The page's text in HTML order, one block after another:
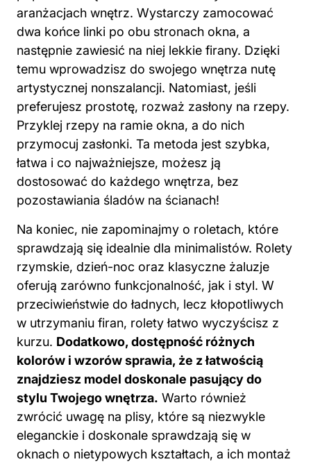
aranżacjach wnętrz. Wystarczy zamocować
dwa końce linki po obu stronach okna, a
następnie zawiesić na niej lekkie firany. Dzięki
temu wprowadzisz do swojego wnętrza nutę
artystycznej nonszalancji. Natomiast, jeśli
preferujesz prostotę, rozważ zasłony na rzepy.
Przyklej rzepy na ramie okna, a do nich
przymocuj zasłonki. Ta metoda jest szybka,
łatwa i co najważniejsze, możesz ją
dostosować do każdego wnętrza, bez
pozostawiania śladów na ścianach!
Na koniec, nie zapominajmy o roletach, które
sprawdzają się idealnie dla minimalistów. Rolety
rzymskie, dzień-noc oraz klasyczne żaluzje
oferują zarówno funkcjonalność, jak i styl. W
przeciwieństwie do ładnych, lecz kłopotliwych
w utrzymaniu firan, rolety łatwo wyczyścisz z
kurzu. Dodatkowo, dostępność różnych
kolorów i wzorów sprawia, że z łatwością
znajdziesz model doskonale pasujący do
stylu Twojego wnętrza. Warto również
zwrócić uwagę na plisy, które są niezwykle
eleganckie i doskonale sprawdzają się w
oknach o nietypowych kształtach, a ich montaż